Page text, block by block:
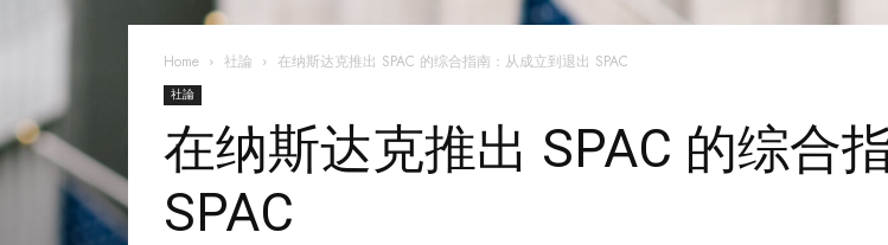
Home 社論 在纳斯达克推出 SPAC 的综合指南：从成立到退出 SPAC
社論
在纳斯达克推出 SPAC 的综合
SPAC